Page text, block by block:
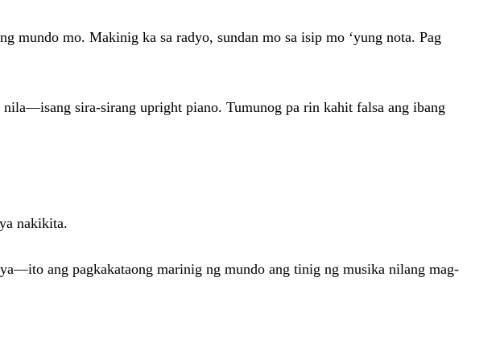
mundo mo. Makinig ka sa radyo, sundan mo sa isip mo ‘yung nota. Pag
sira-sirang upright piano. Tumunog pa rin kahit falsa ang ibang
nakikita.
ang pagkakataong marinig ng mundo ang tinig ng musika nilang mag-